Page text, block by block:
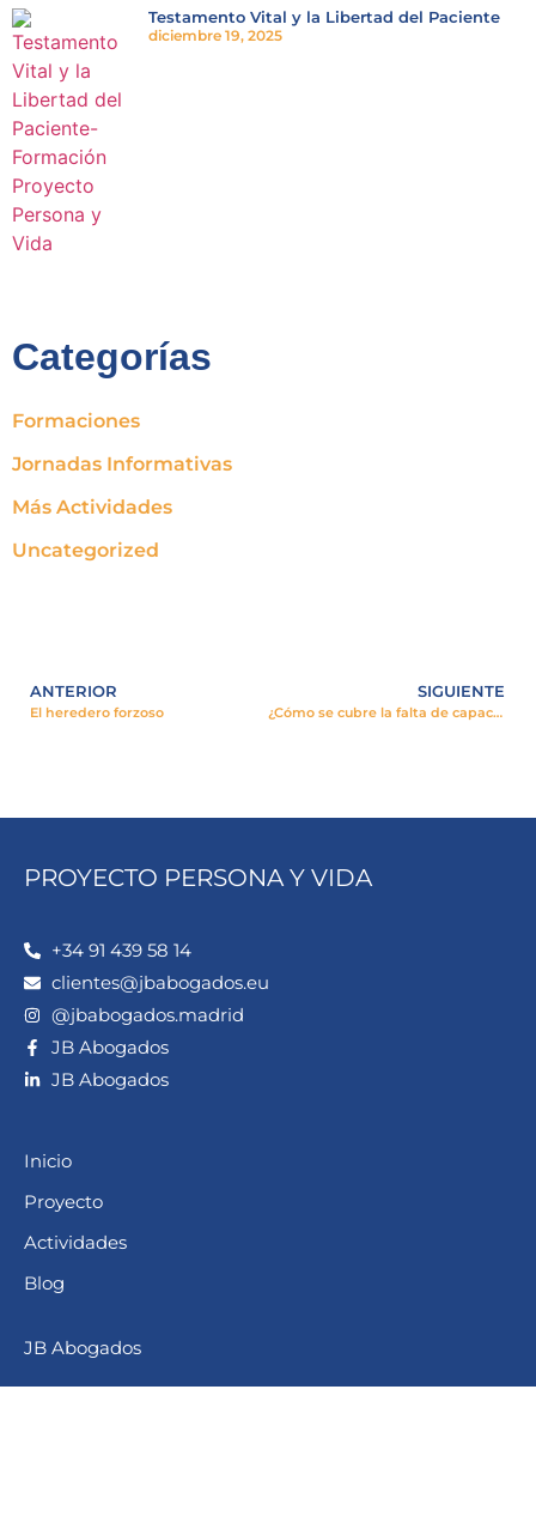
Testamento Vital y la Libertad del Paciente
diciembre 19, 2025
Categorías
Formaciones
Jornadas Informativas
Más Actividades
Uncategorized
ANTERIOR
El heredero forzoso
SIGUIENTE
¿Cómo se cubre la falta de capacidad mental de una persona? 1ª parte
PROYECTO PERSONA Y VIDA
+34 91 439 58 14
clientes@jbabogados.eu
@jbabogados.madrid
JB Abogados
JB Abogados
Inicio
Proyecto
Actividades
Blog
JB Abogados